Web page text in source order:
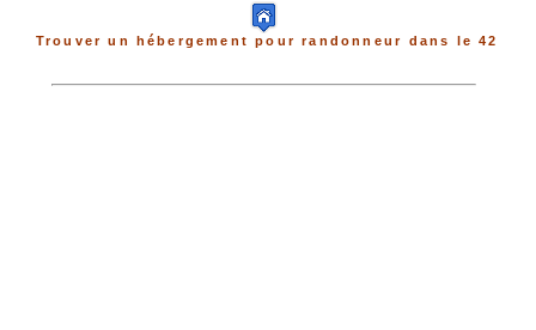
Trouver un hébergement pour randonneur dans le 42